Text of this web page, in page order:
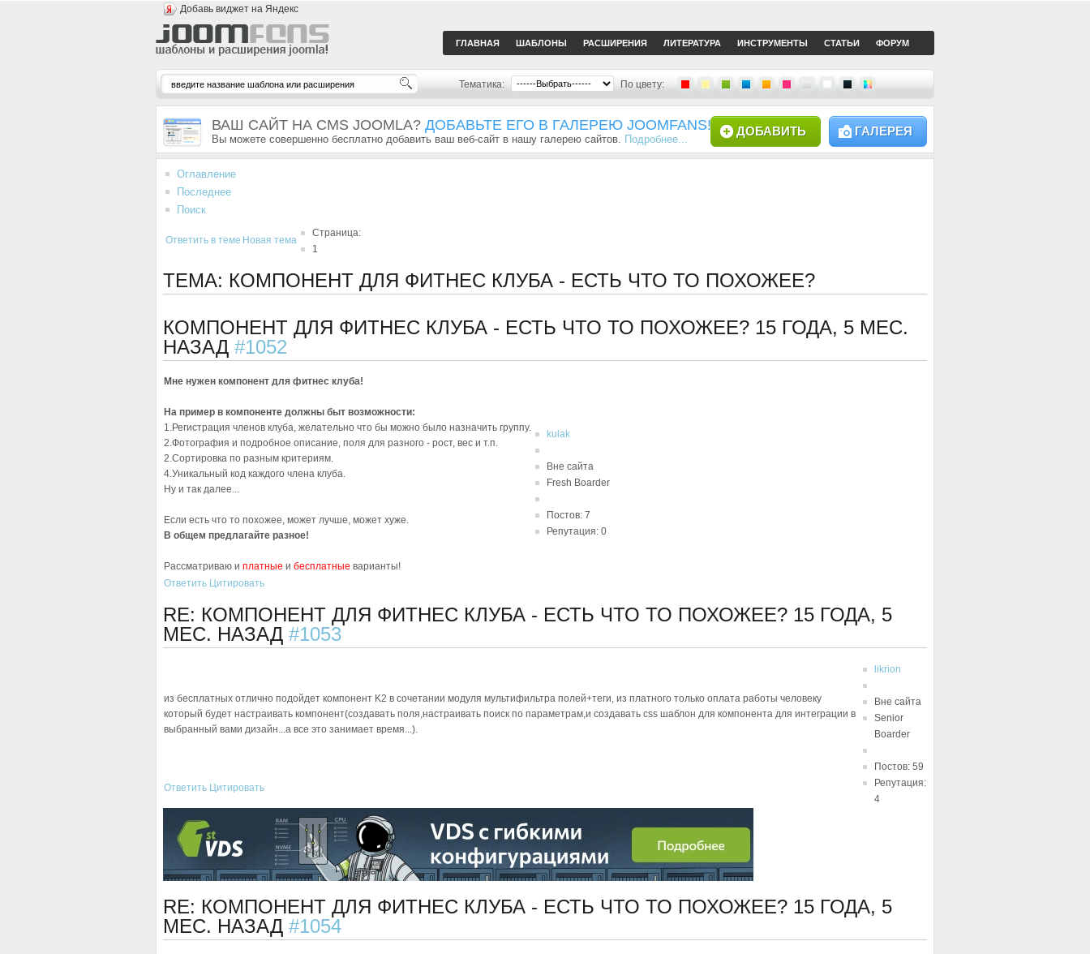
Добавь виджет на Яндекс
ГЛАВНАЯ ШАБЛОНЫ РАСШИРЕНИЯ ЛИТЕРАТУРА ИНСТРУМЕНТЫ СТАТЬИ ФОРУМ
Тематика: По цвету:
ВАШ САЙТ НА CMS JOOMLA? ДОБАВЬТЕ ЕГО В ГАЛЕРЕЮ JOOMFANS!
Вы можете совершенно бесплатно добавить ваш веб-сайт в нашу галерею сайтов. Подробнее...
ГАЛЕРЕЯ
ДОБАВИТЬ
Оглавление
Последнее
Поиск
Ответить в теме Новая тема
Страница:
1
ТЕМА: КОМПОНЕНТ ДЛЯ ФИТНЕС КЛУБА - ЕСТЬ ЧТО ТО ПОХОЖЕЕ?
КОМПОНЕНТ ДЛЯ ФИТНЕС КЛУБА - ЕСТЬ ЧТО ТО ПОХОЖЕЕ? 15 ГОДА, 5 МЕС.
НАЗАД #1052
Мне нужен компонент для фитнес клуба!
На пример в компоненте должны быт возможности:
1.Регистрация членов клуба, желательно что бы можно было назначить группу.
2.Фотография и подробное описание, поля для разного - рост, вес и т.п.
2.Сортировка по разным критериям.
4.Уникальный код каждого члена клуба.
Ну и так далее...
Если есть что то похожее, может лучше, может хуже.
В общем предлагайте разное!
Рассматриваю и платные и бесплатные варианты!
kulak
Вне сайта
Fresh Boarder
Постов: 7
Репутация: 0
Ответить Цитировать
RE: КОМПОНЕНТ ДЛЯ ФИТНЕС КЛУБА - ЕСТЬ ЧТО ТО ПОХОЖЕЕ? 15 ГОДА, 5
МЕС. НАЗАД #1053
из бесплатных отлично подойдет компонент K2 в сочетании модуля мультифильтра полей+теги, из платного только оплата работы человеку
который будет настраивать компонент(создавать поля,настраивать поиск по параметрам,и создавать css шаблон для компонента для интеграции в
выбранный вами дизайн...а все это занимает время...).
likrion
Вне сайта
Senior
Boarder
Постов: 59
Репутация:
4
Ответить Цитировать
RE: КОМПОНЕНТ ДЛЯ ФИТНЕС КЛУБА - ЕСТЬ ЧТО ТО ПОХОЖЕЕ? 15 ГОДА, 5
МЕС. НАЗАД #1054